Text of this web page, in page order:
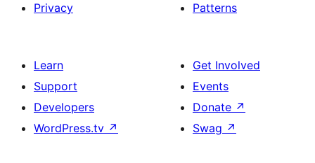
Privacy
Patterns
Learn
Support
Developers
WordPress.tv ↗
Get Involved
Events
Donate ↗
Swag ↗